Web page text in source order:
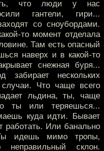
что люди у нас
гантели, гири...
со сноубордами.
то момент отделала
Там есть опасный
наверх и в какой-то
снежная буря...
забирает нескольких
Что чаще всего
льдина, ты, чаще
ты или теряешься...
куда идти. Бывает
работать. Или банально
Ты идешь мимо тропы,
неправильный склон.